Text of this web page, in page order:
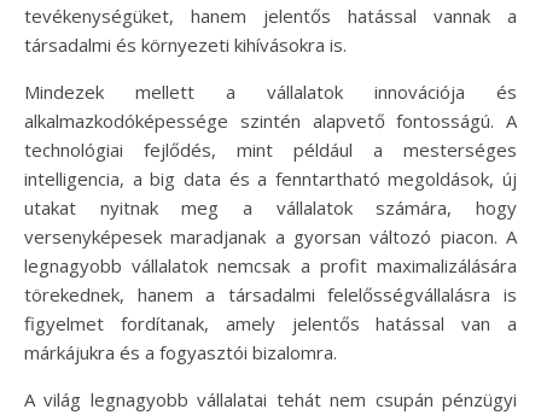
tevékenységüket, hanem jelentős hatással vannak a
társadalmi és környezeti kihívásokra is.
Mindezek mellett a vállalatok innovációja és
alkalmazkodóképessége szintén alapvető fontosságú. A
technológiai fejlődés, mint például a mesterséges
intelligencia, a big data és a fenntartható megoldások, új
utakat nyitnak meg a vállalatok számára, hogy
versenyképesek maradjanak a gyorsan változó piacon. A
legnagyobb vállalatok nemcsak a profit maximalizálására
törekednek, hanem a társadalmi felelősségvállalásra is
figyelmet fordítanak, amely jelentős hatással van a
márkájukra és a fogyasztói bizalomra.
A világ legnagyobb vállalatai tehát nem csupán pénzügyi